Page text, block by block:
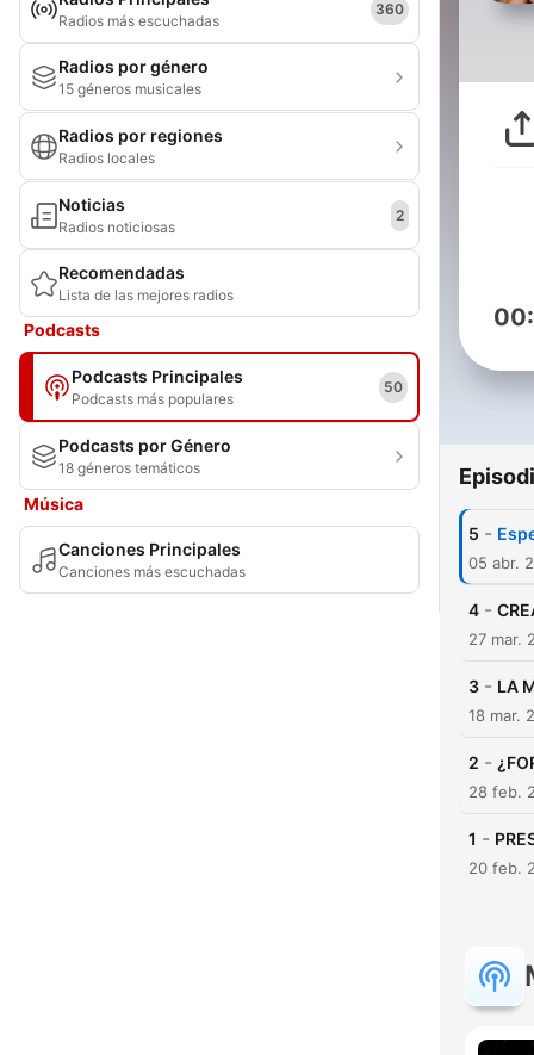
Radios más escuchadas
360
Radios por género
15 géneros musicales
Radios por regiones
Radios locales
Noticias
Radios noticiosas
2
Recomendadas
Lista de las mejores radios
Podcasts
Podcasts Principales
Podcasts más populares
50
Podcasts por Género
18 géneros temáticos
Música
Canciones Principales
Canciones más escuchadas
5 -
05 abr.
4 -
27 mar.
3 - LA
18 mar.
2 -
28 feb.
1 -
20 feb.